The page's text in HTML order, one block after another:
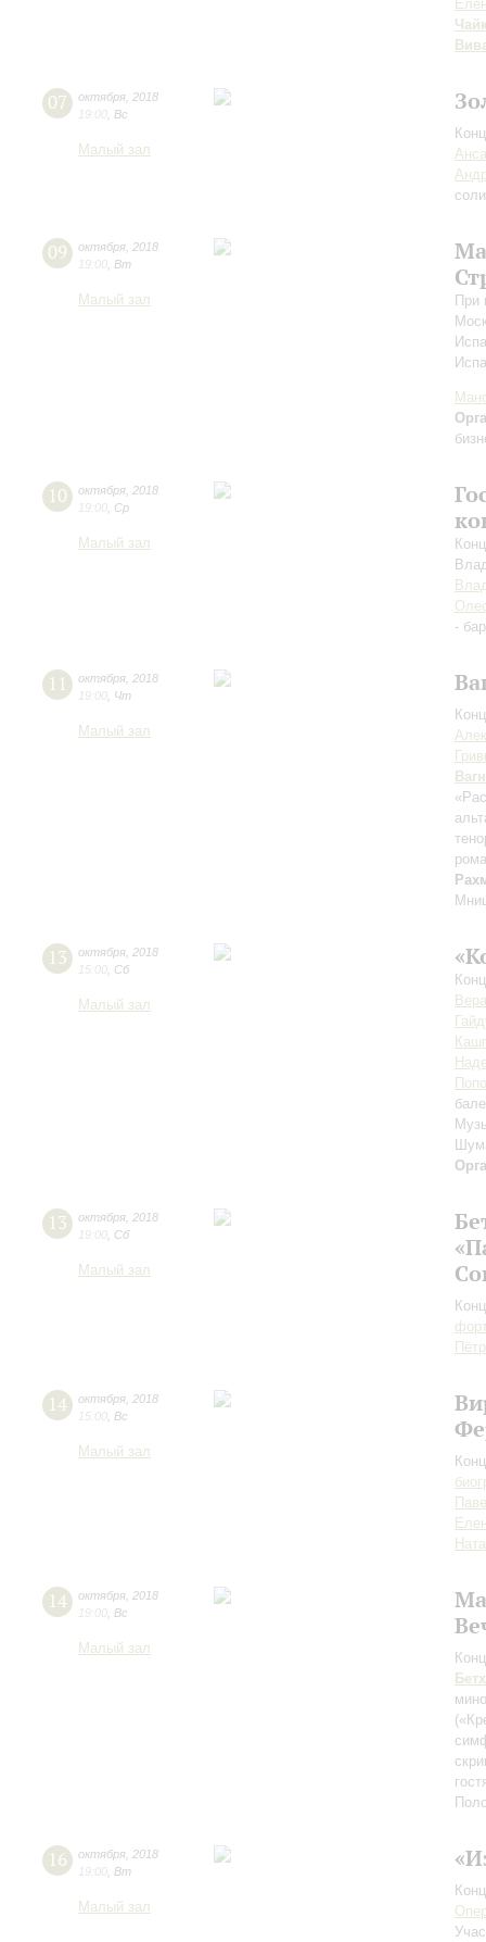
07 октября 2018
19:00 Вс
Малый зал
09 октября 2018
19:00 Вт
Малый зал
При
10 октября 2018
19:00 Ср
Малый зал
-
11 октября 2018
19:00 Чт
Малый зал
13 октября 2018
15:00 Сб
Малый зал
13 октября 2018
19:00 Сб
Малый зал
14 октября 2018
15:00 Вс
Малый зал
14 октября 2018
19:00 Вс
Малый зал
16 октября 2018
19:00 Вт
Малый зал